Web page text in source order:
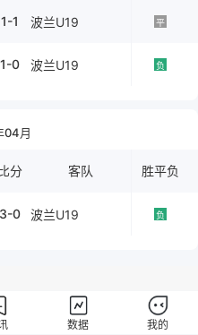
1-1 波兰U19 平
1-0 波兰U19 负
04月
比分 客队 胜平负
3-0 波兰U19 负
数据 我的